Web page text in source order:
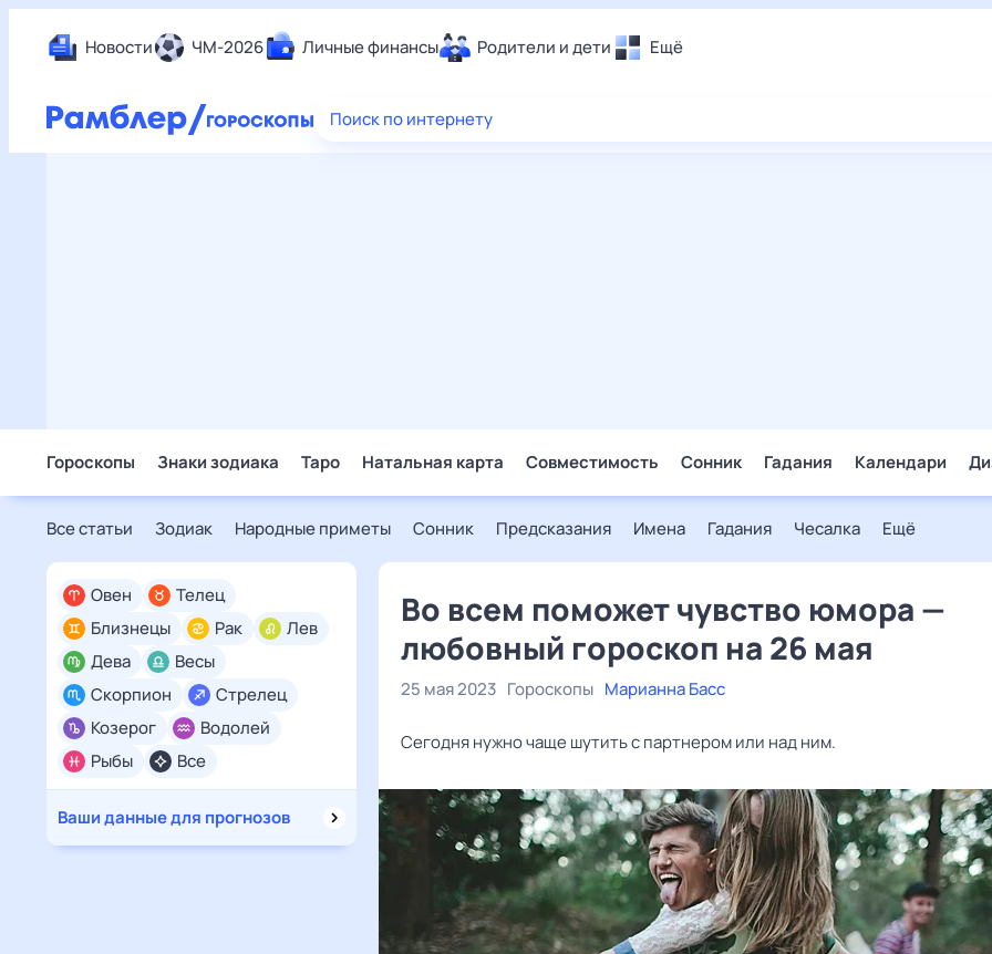
Новости ЧМ-2026 Личные финансы Родители и дети Ещё
Еда
Поиск по интернету
Гороскопы Знаки зодиака Таро Натальная карта Совместимость Сонник Гадания Календари
Все статьи Зодиак Народные приметы Сонник Предсказания Имена Гадания Чесалка Ещё
Все
Овен
Телец
Близнецы
Рак
Лев
Дева
Весы
Скорпион
Стрелец
Козерог
Водолей
Рыбы
Ваши данные для прогнозов
Во всем поможет чувство юмора —
любовный гороскоп на 26 мая
25 мая 2023 Гороскопы Марианна Басс
Сегодня нужно чаще шутить с партнером или над ним.